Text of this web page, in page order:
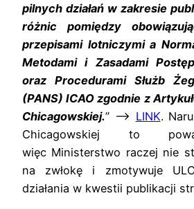
pilnych działań w zakresie
różnic pomiędzy
przepisami lotniczymi a
Metodami i Zasadami
oraz Procedurami Służb
(PANS) ICAO zgodnie z
Chicagowskiej.” –> LINK.
Chicagowskiej to
więc Ministerstwo raczej nie
na zwłokę i zmotywuje
działania w kwestii publikacji